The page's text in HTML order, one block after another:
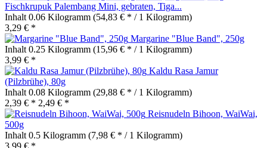
Fischkrupuk Palembang Mini, gebraten, Tiga...
Inhalt 0.06 Kilogramm (54,83 € * / 1 Kilogramm)
3,29 € *
Margarine "Blue Band", 250g
Inhalt 0.25 Kilogramm (15,96 € * / 1 Kilogramm)
3,99 € *
Kaldu Rasa Jamur
(Pilzbrühe), 80g
Inhalt 0.08 Kilogramm (29,88 € * / 1 Kilogramm)
2,39 € * 2,49 € *
Reisnudeln Bihoon, WaiWai,
500g
Inhalt 0.5 Kilogramm (7,98 € * / 1 Kilogramm)
3,99 € *